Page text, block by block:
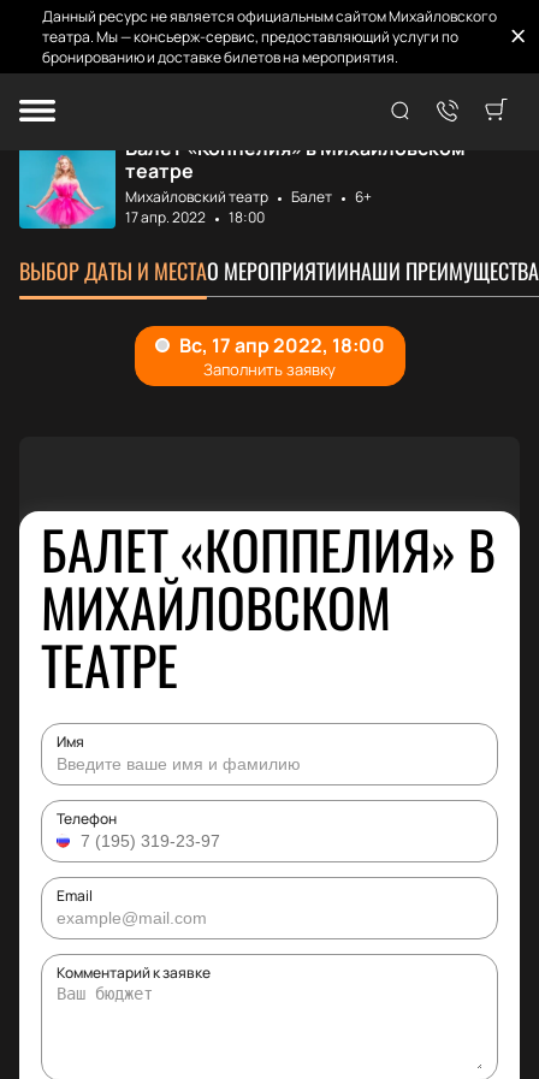
Данный ресурс не является официальным сайтом Михайловского
театра. Мы — консьерж-сервис, предоставляющий услуги по
бронированию и доставке билетов на мероприятия.
Главная
Балет «Коппелия» в Михайловском
театре
Михайловский театр Балет
6+
17 апр. 2022
18:00
ВЫБОР ДАТЫ И МЕСТАО МЕРОПРИЯТИИНАШИ ПРЕИМУЩЕСТВА
БАЛЕТ «КОППЕЛИЯ» В
МИХАЙЛОВСКОМ
ТЕАТРЕ
Имя
Телефон
Email
Комментарий к заявке